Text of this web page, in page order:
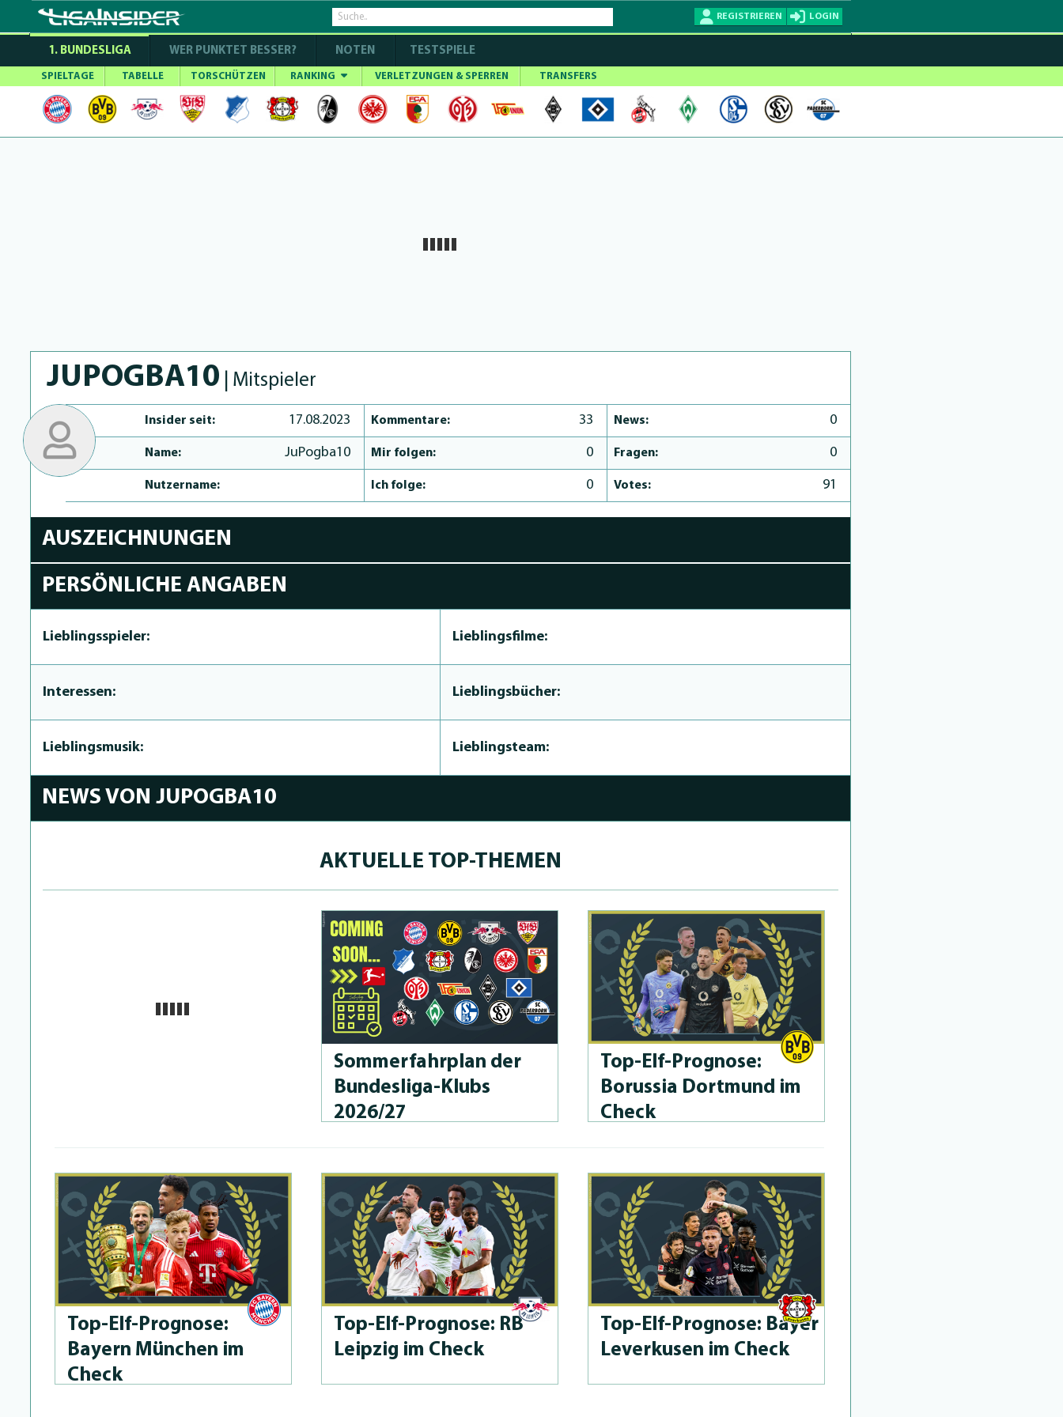
REGISTRIEREN LOGIN
1. BUNDESLIGA WER PUNKTET BESSER? NOTEN TESTSPIELE
SPIELTAGE TABELLE TORSCHÜTZEN RANKING VERLETZUNGEN & SPERREN TRANSFERS
JUPOGBA10 | Mitspieler
Insider seit: 17.08.2023 Kommentare: 33 News: 0
Name: JuPogba10 Mir folgen: 0 Fragen: 0
Nutzername: Ich folge: 0 Votes: 91
AUSZEICHNUNGEN
PERSÖNLICHE ANGABEN
Lieblingsspieler: Lieblingsfilme:
Interessen: Lieblingsbücher:
Lieblingsmusik: Lieblingsteam:
NEWS VON JUPOGBA10
AKTUELLE TOP-THEMEN
Som­merfahrplan der
Bun­des­li­ga-Klubs
2026/27
Top-Elf-Prog­no­se:
Borussia Dortmund im
Check
Top-Elf-Prog­no­se:
Bayern München im
Check
Top-Elf-Prog­no­se: RB
Leipzig im Check
Top-Elf-Prog­no­se: Bayer
Leverkusen im Check